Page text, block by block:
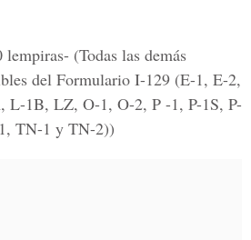
(Todas las demás
del Formulario I-129 (E-1, E-2,
1B, LZ, O-1, O-2, P -1, P-1S, P-
TN-1 y TN-2))